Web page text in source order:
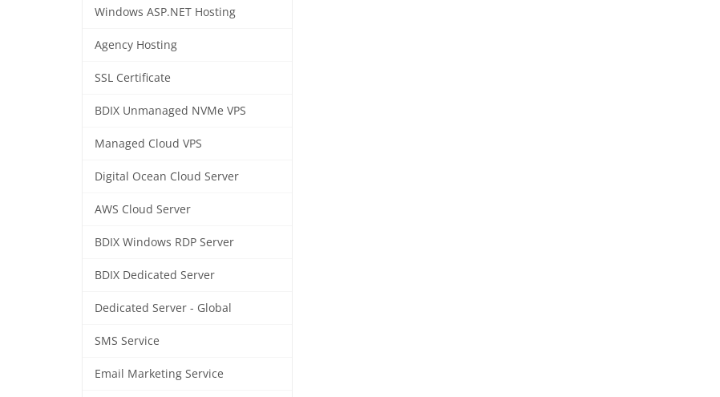
Windows ASP.NET Hosting
Agency Hosting
SSL Certificate
BDIX Unmanaged NVMe VPS
Managed Cloud VPS
Digital Ocean Cloud Server
AWS Cloud Server
BDIX Windows RDP Server
BDIX Dedicated Server
Dedicated Server - Global
SMS Service
Email Marketing Service